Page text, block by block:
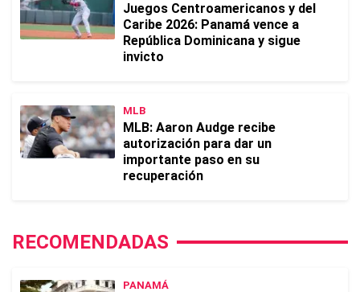
Juegos Centroamericanos y del
Caribe 2026: Panamá vence a
República Dominicana y sigue
invicto
MLB
MLB: Aaron Audge recibe
autorización para dar un
importante paso en su
recuperación
RECOMENDADAS
PANAMÁ